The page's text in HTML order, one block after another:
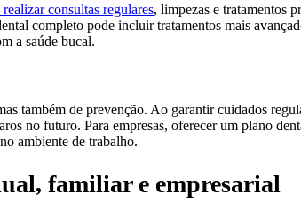
consultas regulares, limpezas e tratamentos
completo pode incluir tratamentos mais
a saúde bucal.
também de prevenção. Ao garantir cuidados
no futuro. Para empresas, oferecer um plano
ambiente de trabalho.
familiar e empresarial